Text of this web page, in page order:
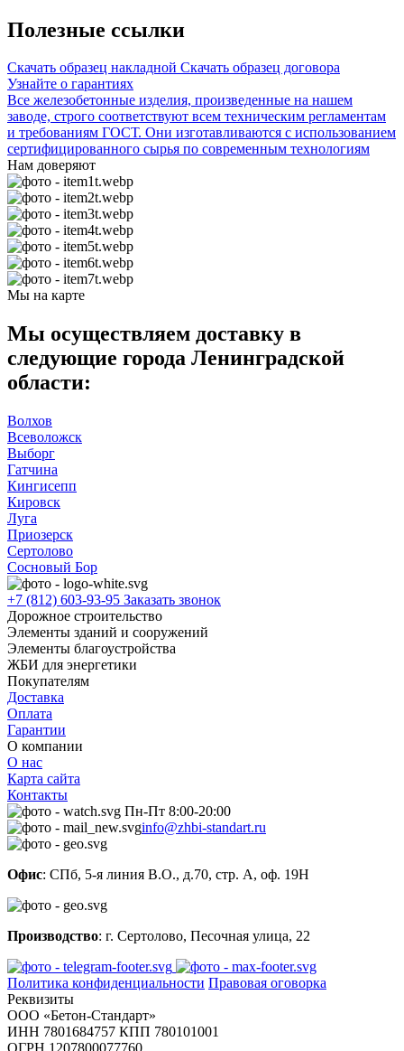
Полезные ссылки
Скачать образец накладной Скачать образец договора
Узнайте о гарантиях
Все железобетонные изделия, произведенные на нашем
заводе, строго соответствуют всем техническим регламентам
и требованиям ГОСТ. Они изготавливаются с использованием
сертифицированного сырья по современным технологиям
Нам доверяют
Мы на карте
Мы осуществляем доставку в
следующие города Ленинградской
области:
Волхов
Всеволожск
Выборг
Гатчина
Кингисепп
Кировск
Луга
Приозерск
Сертолово
Сосновый Бор
+7 (812) 603-93-95 Заказать звонок
Дорожное строительство
Элементы зданий и сооружений
Элементы благоустройства
ЖБИ для энергетики
Покупателям
Доставка
Оплата
Гарантии
О компании
О нас
Карта сайта
Контакты
Пн-Пт 8:00-20:00
info@zhbi-standart.ru
Офис: СПб, 5-я линия В.О., д.70, стр. А, оф. 19Н
Производство: г. Сертолово, Песочная улица, 22
Политика конфиденциальности Правовая оговорка
Реквизиты
ООО «Бетон-Стандарт»
ИНН 7801684757 КПП 780101001